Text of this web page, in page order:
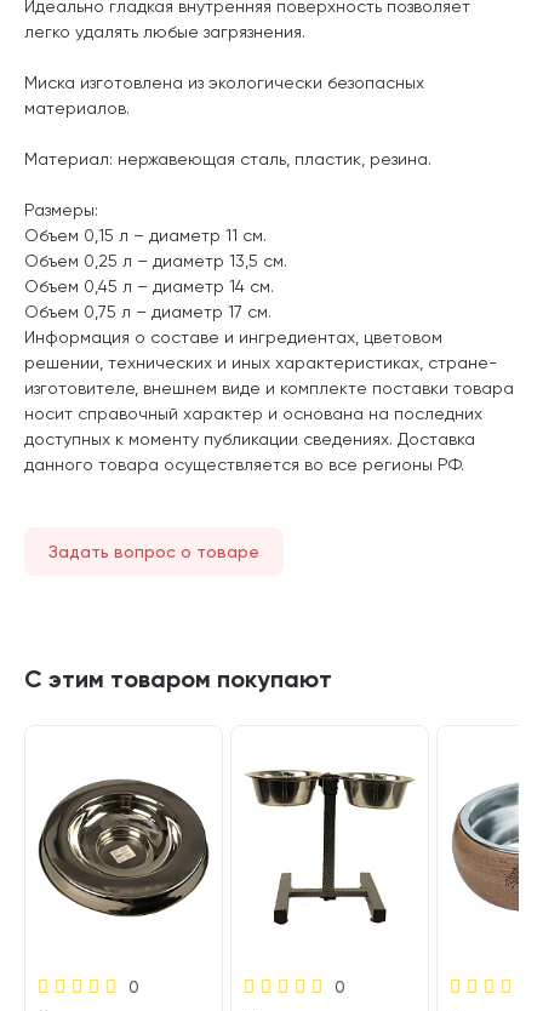
Идеально гладкая внутренняя поверхность позволяет
легко удалять любые загрязнения.
Миска изготовлена из экологически безопасных
материалов.
Материал: нержавеющая сталь, пластик, резина.
Размеры:
Объем 0,15 л – диаметр 11 см.
Объем 0,25 л – диаметр 13,5 см.
Объем 0,45 л – диаметр 14 см.
Объем 0,75 л – диаметр 17 см.
Информация о составе и ингредиентах, цветовом
решении, технических и иных характеристиках, стране-
изготовителе, внешнем виде и комплекте поставки товара
носит справочный характер и основана на последних
доступных к моменту публикации сведениях. Доставка
данного товара осуществляется во все регионы РФ.
Задать вопрос о товаре
С этим товаром покупают
0 0